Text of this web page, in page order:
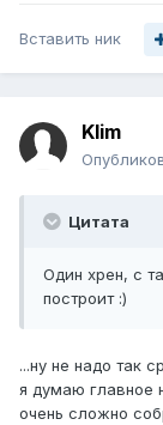
Вставить ник
Klim
Цитата
Один хрен, с
построит :)
...ну не надо так
я думаю главное
очень сложно